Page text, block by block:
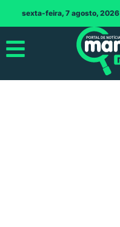
sexta-feira, 7 agosto, 2026